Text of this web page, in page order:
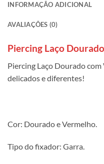
INFORMAÇÃO ADICIONAL
AVALIAÇÕES (0)
Piercing Laço
Piercing Laço Dourado
delicados e diferentes!
Cor: Dourado e Vermelho.
Tipo do fixador: Garra.